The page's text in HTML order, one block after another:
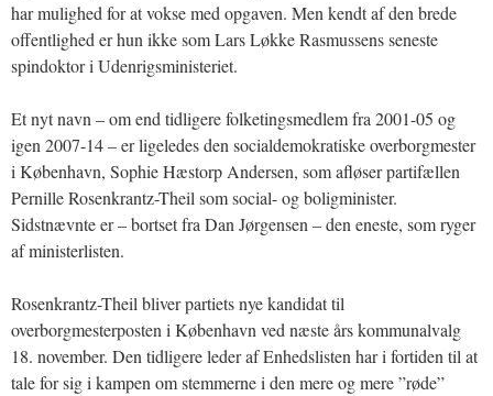
har mulighed for at vokse med opgaven. Men kendt af den brede
offentlighed er hun ikke som Lars Løkke Rasmussens seneste
spindoktor i Udenrigsministeriet.
Et nyt navn – om end tidligere folketingsmedlem fra 2001-05 og
igen 2007-14 – er ligeledes den socialdemokratiske overborgmester
i København, Sophie Hæstorp Andersen, som afløser partifællen
Pernille Rosenkrantz-Theil som social- og boligminister.
Sidstnævnte er – bortset fra Dan Jørgensen – den eneste, som ryger
af ministerlisten.
Rosenkrantz-Theil bliver partiets nye kandidat til
overborgmesterposten i København ved næste års kommunalvalg
18. november. Den tidligere leder af Enhedslisten har i fortiden til at
tale for sig i kampen om stemmerne i den mere og mere ”røde”